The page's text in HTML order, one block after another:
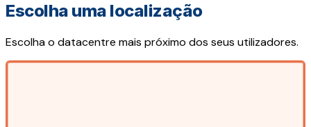
Escolha uma localização
Escolha o datacentre mais próximo dos seus utilizadores.